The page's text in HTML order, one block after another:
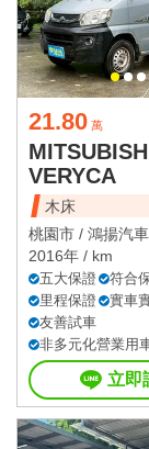
21.80 萬
VERYCA
木床
桃園市 / 鴻揚汽車
2016年 / km
五大保證
符合
里程保證
實車
友善試車
非多元化營業用
立即